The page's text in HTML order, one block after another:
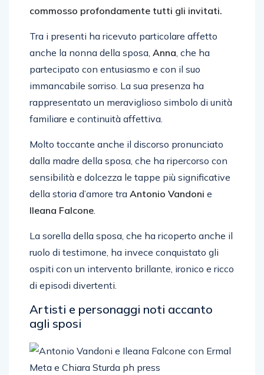
commosso profondamente tutti gli invitati.
Tra i presenti ha ricevuto particolare affetto
anche la nonna della sposa, Anna, che ha
partecipato con entusiasmo e con il suo
immancabile sorriso. La sua presenza ha
rappresentato un meraviglioso simbolo di unità
familiare e continuità affettiva.
Molto toccante anche il discorso pronunciato
dalla madre della sposa, che ha ripercorso con
sensibilità e dolcezza le tappe più significative
della storia d’amore tra Antonio Vandoni e
Ileana Falcone.
La sorella della sposa, che ha ricoperto anche il
ruolo di testimone, ha invece conquistato gli
ospiti con un intervento brillante, ironico e ricco
di episodi divertenti.
Artisti e personaggi noti accanto
agli sposi